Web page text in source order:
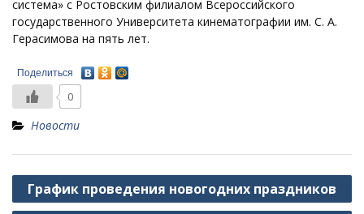
система» с Ростовским филиалом Всероссийского
государственного Университета кинематографии им. С. А.
Герасимова на пять лет.
Поделиться
0
Новости
Навигация
по
График проведения новогодних праздников